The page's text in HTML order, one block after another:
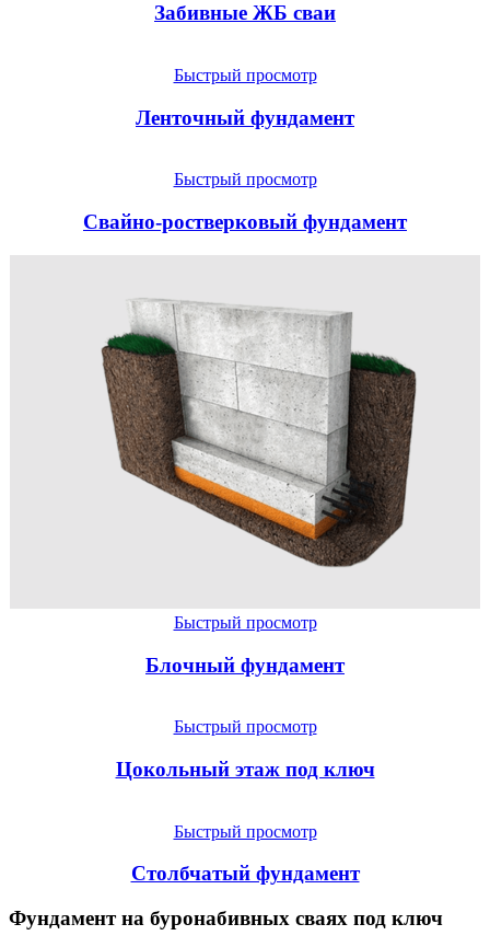
Забивные ЖБ сваи
Быстрый просмотр
Ленточный фундамент
Быстрый просмотр
Свайно-ростверковый фундамент
Быстрый просмотр
Блочный фундамент
Быстрый просмотр
Цокольный этаж под ключ
Быстрый просмотр
Столбчатый фундамент
Фундамент на буронабивных сваях под ключ